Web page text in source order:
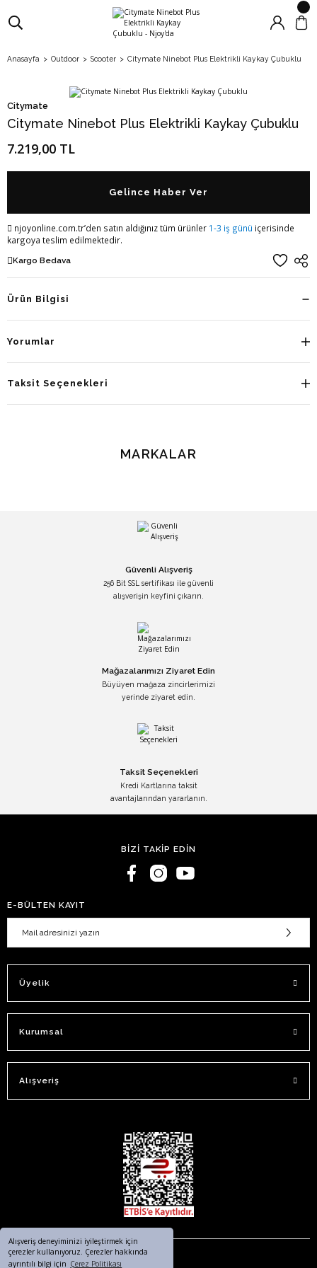
Alışveriş deneyiminizi iyileştirmek için
çerezler kullanıyoruz. Çerezler hakkında
ayrıntılı bilgi için Çerez Politikası
Anasayfa Outdoor Scooter Citymate Ninebot Plus Elektrikli Kaykay Çubuklu
Citymate
Citymate Ninebot Plus Elektrikli Kaykay Çubuklu
7.219,00 TL
Gelince Haber Ver
njoyonline.com.tr’den satın aldığınız tüm ürünler 1-3 iş günü içerisinde
kargoya teslim edilmektedir.
Kargo Bedava
Ürün Bilgisi
Yorumlar
Taksit Seçenekleri
MARKALAR
Güvenli Alışveriş
256 Bit SSL sertifikası ile güvenli
alışverişin keyfini çıkarın.
Mağazalarımızı Ziyaret Edin
Büyüyen mağaza zincirlerimizi
yerinde ziyaret edin.
Taksit Seçenekleri
Kredi Kartlarına taksit
avantajlarından yararlanın.
BİZİ TAKİP EDİN
E-BÜLTEN KAYIT
Üyelik
Kurumsal
Alışveriş